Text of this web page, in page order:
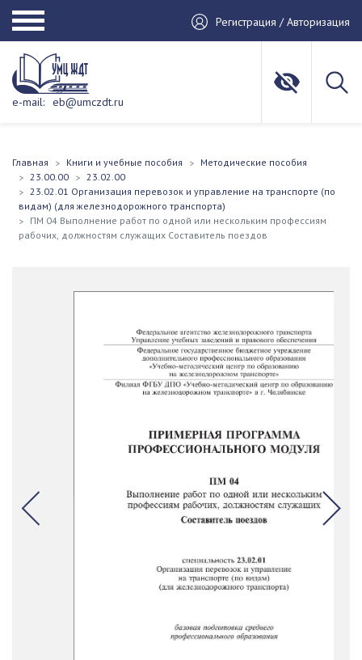
Регистрация / Авторизация
e-mail: eb@umczdt.ru
Главная Книги и учебные пособия
Методические пособия
23.00.00
23.02.00
23.02.01 Организация перевозок и управление на транспорте (по
видам) (для железнодорожного транспорта)
ПМ 04 Выполнение работ по одной или нескольким профессиям
рабочих, должностям служащих Составитель поездов